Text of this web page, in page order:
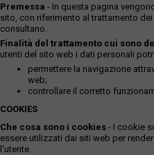
Premessa - In questa pagina
sito, con riferimento al trattamento
consultano.
Finalità del trattamento cui sono
utenti del sito web i dati personali
permettere la navigazione
web;
controllare il corretto
COOKIES
Che cosa sono i cookies - I cookie
essere utilizzati dai siti web per
l'utente.